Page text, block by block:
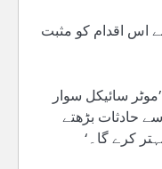
اس اقدام کو مثبت
سائیکل سوار
حادثات بڑھتے
کرے گا۔‘